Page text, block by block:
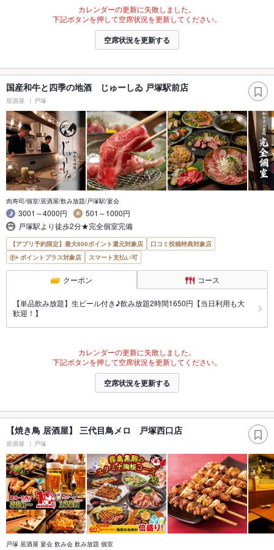
カレンダーの更新に失敗しました。
下記ボタンを押して空席状況を更新してください。
空席状況を更新する
国産和牛と四季の地酒 じゅーしゐ 戸塚駅前店
居酒屋 戸塚
肉寿司/個室/居酒屋/飲み放題/戸塚駅/宴会
3001～4000円
501～1000円
戸塚駅より徒歩2分★完全個室完備
【アプリ予約限定】最大800ポイント還元対象店
口コミ投稿特典対象店
ポイントプラス対象店
スマート支払い可
クーポン コース
【単品飲み放題】生ビール付き♪飲み放題2時間1650円【当日利用も大
歓迎！】
カレンダーの更新に失敗しました。
下記ボタンを押して空席状況を更新してください。
空席状況を更新する
【焼き鳥 居酒屋】 三代目鳥メロ 戸塚西口店
居酒屋 戸塚
戸塚 居酒屋 宴会 飲み会 飲み放題 個室